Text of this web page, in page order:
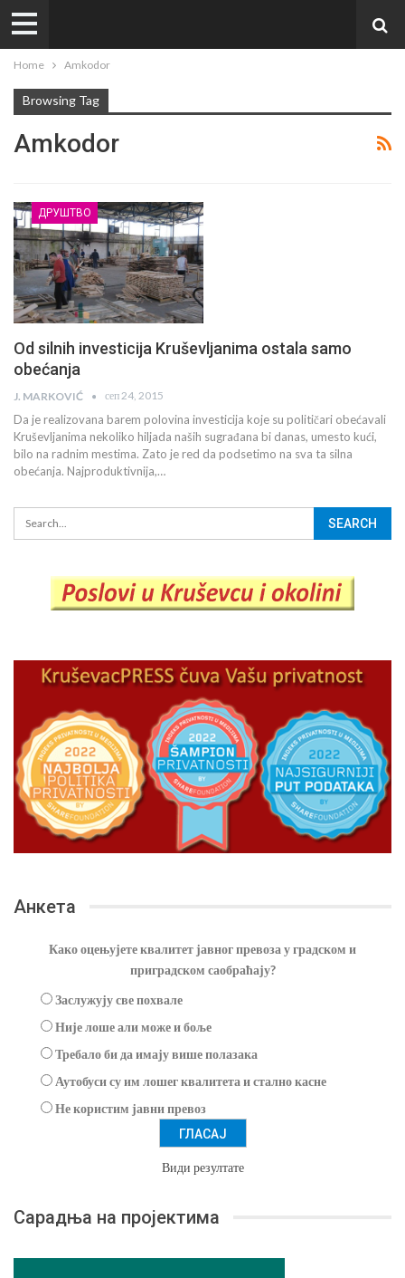
Home Amkodor
Browsing Tag
Amkodor
ДРУШТВО
Od silnih investicija Kruševljanima ostala samo
obećanja
J. MARKOVIĆ сеп 24, 2015
Da je realizovana barem polovina investicija koje su političari obećavali
Kruševljanima nekoliko hiljada naših sugrađana bi danas, umesto kući,
bilo na radnim mestima. Zato je red da podsetimo na sva ta silna
obećanja. Najproduktivnija,…
Анкета
Како оцењујете квалитет јавног превоза у градском и
приградском саобраћају?
Заслужују све похвале
Није лоше али може и боље
Требало би да имају више полазака
Аутобуси су им лошег квалитета и стално касне
Не користим јавни превоз
Види резултате
Сарадња на пројектима